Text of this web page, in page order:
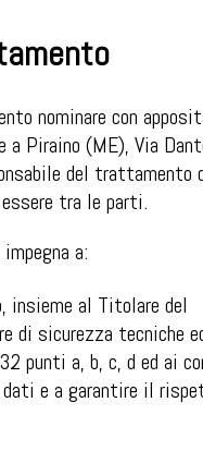
nominare con
a Piraino (ME), Via
del trattamento
tra le parti.
a:
insieme al Titolare del
di sicurezza tecniche
punti a, b, c, d ed ai
e a garantire il